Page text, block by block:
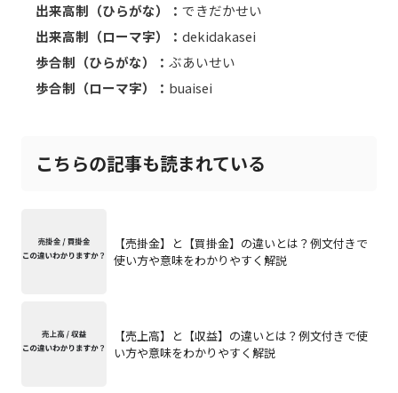
出来高制（ひらがな）： できだかせい
出来高制（ローマ字）： dekidakasei
歩合制（ひらがな）： ぶあいせい
歩合制（ローマ字）： buaisei
こちらの記事も読まれている
【売掛金】と【買掛金】の違いとは？例文付きで
使い方や意味をわかりやすく解説
【売上高】と【収益】の違いとは？例文付きで使
い方や意味をわかりやすく解説